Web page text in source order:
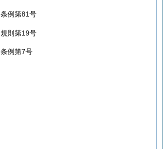
条例第81号
規則第19号
条例第7号